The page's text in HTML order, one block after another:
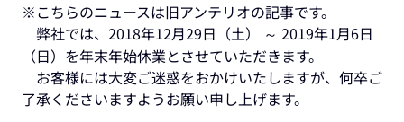
※こちらのニュースは旧アンテリオの記事です。
弊社では、2018年12月29日（土） ～ 2019年1月6日
（日）を年末年始休業とさせていただきます。
お客様には大変ご迷惑をおかけいたしますが、何卒ご
了承くださいますようお願い申し上げます。